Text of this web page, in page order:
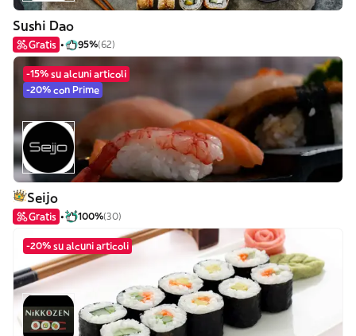
Sushi Dao
Gratis 95%(62)
-15% su alcuni articoli
-20% con Prime
Seijo
Gratis 100%(30)
-20% su alcuni articoli